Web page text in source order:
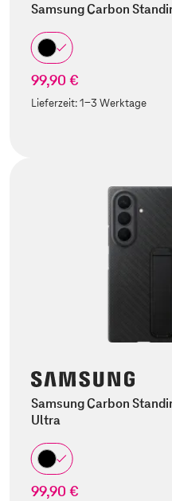
Samsung Carbon
99,90 €
Lieferzeit:1-3 Werktage
Samsung Carbon
Ultra
99,90 €